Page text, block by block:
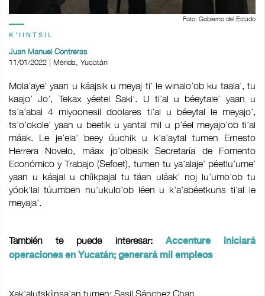
Foto: Gobierno del Estado
K'IINTSIL
Juan Manuel Contreras
11/01/2022 | Mérida, Yucatán
Mola’aye’ yaan u káajsik u meyaj ti’ le winalo’ob ku taala’, tu
kaajo’ Jo’, Tekax yéetel Saki’. U ti’al u béeytale’ yaan u
ts’a’abal 4 miyoonesil doolares ti’al u béeytal le meyajo’,
ts’o’okole’ yaan u beetik u yantal mil u p’éel meyajo’ob ti’al
máak. Le je’ela’ beey úuchik u k’a’aytal tumen Ernesto
Herrera Novelo, máax jo’olbesik Secretaría de Fomento
Económico y Trabajo (Sefoet), tumen tu ya’alaje’ péetlu’ume’
yaan u káajal u chíikpajal tu táan uláak’ noj lu’umo’ob tu
yóok’lal túumben nu’ukulo’ob léen u k’a’abéetkuns ti’al le
meyaja’.
También te puede interesar: Accenture iniciará
operaciones en Yucatán; generará mil empleos
Xak'alutskíinsa'an tumen: Sasil Sánchez Chan